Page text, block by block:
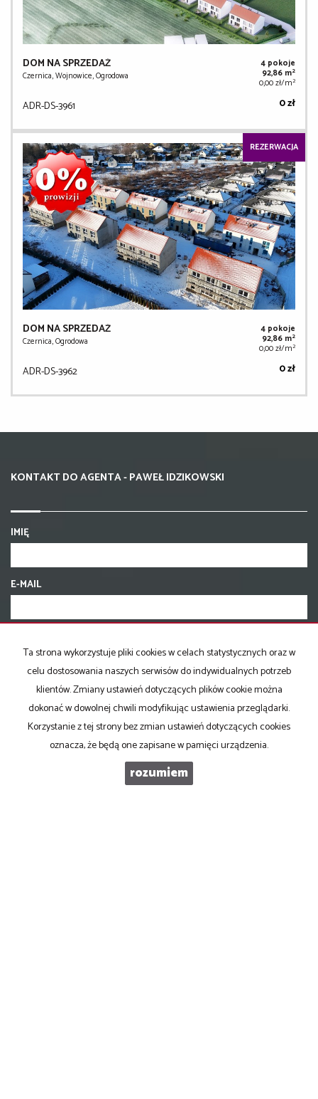
DOM NA SPRZEDAŻ
Czernica, Wojnowice, Ogrodowa
4 pokoje
92,86 m2
0,00 zł/m2
ADR-DS-3961 0 zł
REZERWACJA
DOM NA SPRZEDAŻ
Czernica, Ogrodowa
4 pokoje
92,86 m2
0,00 zł/m2
ADR-DS-3962 0 zł
KONTAKT DO AGENTA - PAWEŁ IDZIKOWSKI
IMIĘ
E-MAIL
KOD ZABEZPIECZAJĄCY
WIADOMOŚĆ
Ta strona wykorzystuje pliki cookies w celach statystycznych oraz w
celu dostosowania naszych serwisów do indywidualnych potrzeb
klientów. Zmiany ustawień dotyczących plików cookie można
dokonać w dowolnej chwili modyfikując ustawienia przeglądarki.
Korzystanie z tej strony bez zmian ustawień dotyczących cookies
oznacza, że będą one zapisane w pamięci urządzenia.
rozumiem